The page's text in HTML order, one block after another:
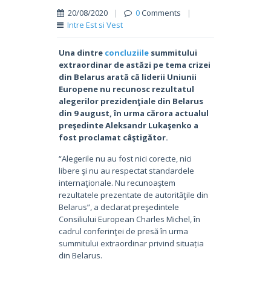
20/08/2020 | 0Comments
|
Intre Est si Vest
Una dintre concluziilesummitului
extraordinar de astăzi pe tema crizei
din Belarus arată că liderii Uniunii
Europene nu recunosc rezultatul
alegerilor prezidenţiale din Belarus
din 9 august, în urma cărora actualul
preşedinte Aleksandr Lukaşenko a
fost proclamat câştigător.
“Alegerile nu au fost nici corecte, nici
libere şi nu au respectat standardele
internaţionale. Nu recunoaştem
rezultatele prezentate de autorităţile din
Belarus”, a declarat preşedintele
Consiliului European Charles Michel, în
cadrul conferinţei de presă în urma
summitului extraordinar privind situația
din Belarus.